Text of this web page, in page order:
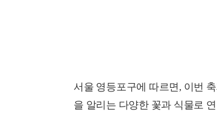
서울 영등포구에 따르면, 이번
을 알리는 다양한 꽃과 식물로